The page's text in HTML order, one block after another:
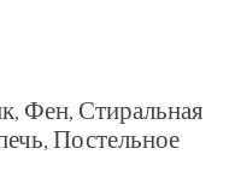
, Фен, Стиральная
, Постельное